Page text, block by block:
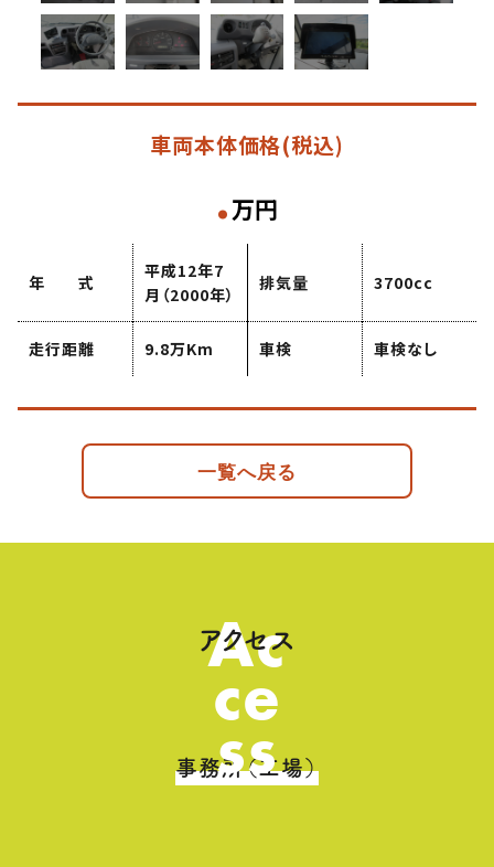
車両本体価格(税込)
.万円
年 式
平成12年7
月（2000年）
排気量 3700cc
走行距離 9.8万Km 車検 車検なし
一覧へ戻る
Ac
ce
ss
アクセス
事務所（工場）